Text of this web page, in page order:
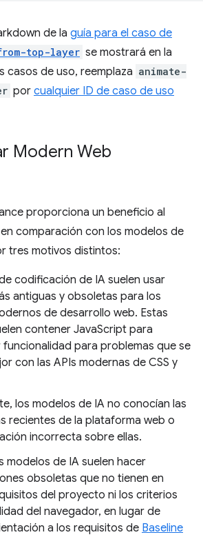
de la guía para el caso de
top-layer se mostrará en la
casos de uso, reemplaza animate-
por cualquier ID de caso de uso
Modern Web
proporciona un beneficio al
comparación con los modelos de
tres motivos distintos:
codificación de IA suelen usar
antiguas y obsoletas para los
de desarrollo web. Estas
contener JavaScript para
para problemas que se
con las APIs modernas de CSS y
los modelos de IA no conocían las
recientes de la plataforma web o
incorrecta sobre ellas.
modelos de IA suelen hacer
obsoletas que no tienen en
del proyecto ni los criterios
del navegador, en lugar de
a los requisitos de Baseline